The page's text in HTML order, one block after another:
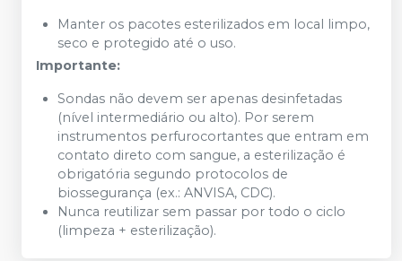
Manter os pacotes esterilizados em local limpo,
seco e protegido até o uso.
Importante:
Sondas não devem ser apenas desinfetadas
(nível intermediário ou alto). Por serem
instrumentos perfurocortantes que entram em
contato direto com sangue, a esterilização é
obrigatória segundo protocolos de
biossegurança (ex.: ANVISA, CDC).
Nunca reutilizar sem passar por todo o ciclo
(limpeza + esterilização).